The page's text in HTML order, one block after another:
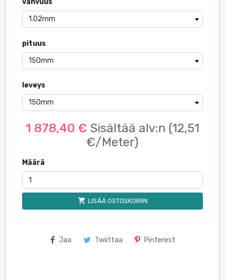
vahvuus
pituus
leveys
1 878,40 € Sisältää alv:n (12,51
€/Meter)
Määrä
shopping_cart LISÄÄ OSTOSKORIIN
Jaa Twiittaa Pinterest